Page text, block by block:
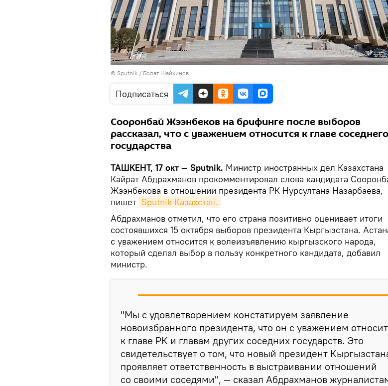
© Sputnik / Болат Шайхинов
Подписаться
Сооронбай Жээнбеков на брифинге после выборов
рассказал, что с уважением относится к главе соседнего
государства
ТАШКЕНТ, 17 окт — Sputnik. Министр иностранных дел Казахстана
Кайрат Абдрахманов прокомментировал слова кандидата
Жээнбекова в отношении президента РК Нурсултана Назарбаева,
пишет Sputnik Казахстан.
Абдрахманов отметил, что его страна позитивно оценивает итоги
состоявшихся 15 октября выборов президента Кыргызстана.
с уважением относится к волеизъявлению кыргызского народа,
который сделал выбор в пользу конкретного кандидата, добавил
министр.
"Мы с удовлетворением констатируем заявление
новоизбранного президента, что он с уважением
к главе РК и главам других соседних государств. Это
свидетельствует о том, что новый президент
проявляет ответственность в выстраивании отношений
со своими соседями", — сказал Абдрахманов